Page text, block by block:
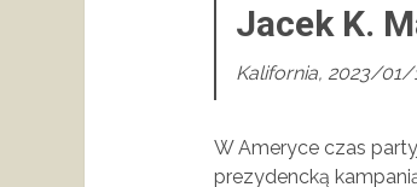
Jacek K.
Kalifornia, 2023/01/
W Ameryce czas
prezydencką